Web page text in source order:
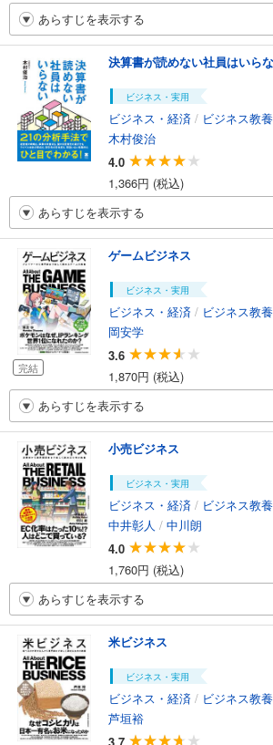
あらすじを表示する
決算書が読めない社員はいら
ビジネス・実用
ビジネス・経済 / ビジネス教養
木村俊治
4.0
1,366円 (税込)
あらすじを表示する
完結
ゲームビジネス
ビジネス・実用
ビジネス・経済 / ビジネス教養
岡安学
3.6
1,870円 (税込)
あらすじを表示する
小売ビジネス
ビジネス・実用
ビジネス・経済 / ビジネス教養
中井彰人 / 中川朗
4.0
1,760円 (税込)
あらすじを表示する
米ビジネス
ビジネス・実用
ビジネス・経済 / ビジネス教養
芦垣裕